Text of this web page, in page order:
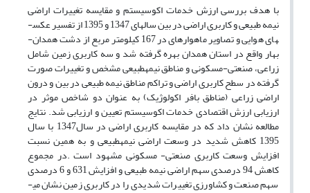
با هدف بررسی ارزش خدمات اکوسیستم و مقایسه تغییرات اراضی
نیمه طبیعی و کاربری اراضی در بین سال­های 1347 و 1395 از تفسیر عکس­
های هوایی و تصاویر ماهواره­ای در 167 کیلومتر مربع از دشت همدان-
بهار واقع در استان همدان بهره گرفته شد و سه کاربری زمین شامل
زراعی، صنعتی-مسکونی و مناطق نیمه­طبیعی مشخص و تغییرات صورت
گرفته در سطح کاربری اراضی و تراکم مناطق نیمه طبیعی در بین و درون
اراضی زراعی (مناطق بافر اکولوژیک) به عنوان دو شاخص موثر در
ارزیابی ارزش اقتصادی خدمات اکوسیستم تعیین و ارزیابی شد. نتایج
مطالعه نشان داد که در مقایسه کاربری اراضی در سال1347 با سال
1395 کاهش شدید در وسعت اراضی نیمه­طبیعی و به همین نسبت
افزایش وسعت کاربری­ صنعتی- مسکونی مشهود است .در مجموع
کاهش 94 درصدی سهم اراضی نیمه طبیعی و افزایش 631 و 6 درصدی
سهم صنعت و کشاورزی تغییرات شدیدی را در کاربری زمین نشان می­